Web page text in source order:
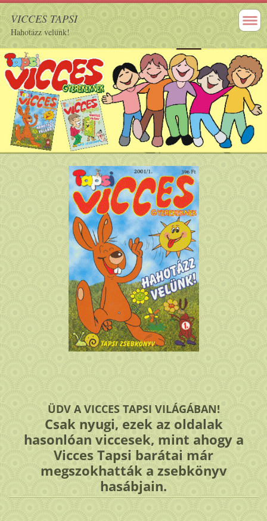
VICCES TAPSI
Hahotázz velünk!
ÜDV A VICCES TAPSI VILÁGÁBAN!
Csak nyugi, ezek az oldalak
hasonlóan viccesek, mint ahogy a
Vicces Tapsi barátai már
megszokhatták a zsebkönyv
hasábjain.